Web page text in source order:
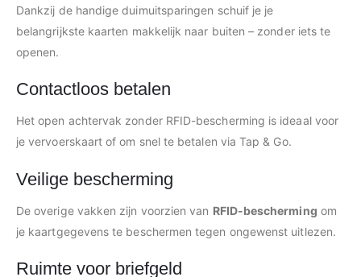
Dankzij de handige duimuitsparingen schuif je je
belangrijkste kaarten makkelijk naar buiten – zonder iets te
openen.
Contactloos betalen
Het open achtervak zonder RFID-bescherming is ideaal voor
je vervoerskaart of om snel te betalen via Tap & Go.
Veilige bescherming
De overige vakken zijn voorzien van RFID-bescherming om
je kaartgegevens te beschermen tegen ongewenst uitlezen.
Ruimte voor briefgeld